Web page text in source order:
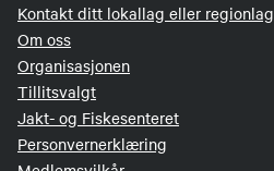
Kontakt ditt lokallag eller regionlag
Om oss
Organisasjonen
Tillitsvalgt
Jakt- og Fiskesenteret
Personvernerklæring